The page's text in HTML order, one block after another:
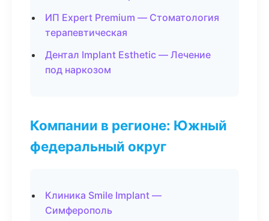
ИП Expert Premium — Стоматология
терапевтическая
Дентал Implant Esthetic — Лечение
под наркозом
Компании в регионе: Южный
федеральный округ
Клиника Smile Implant —
Симферополь